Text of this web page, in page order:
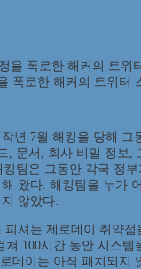
폭로한 해커의 트위터
년 7월 해킹을 당해 그
, 문서, 회사 비밀 정보,
팀은 그동안 각국 정부
왔다. 해킹팀을 누가
않았다.
피셔는 제로데이 취약점
쳐 100시간 동안 시스템
데이는 아직 패치되지